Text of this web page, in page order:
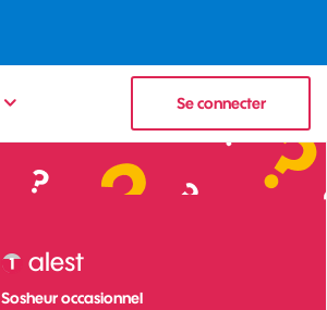
Se connecter
alest
Sosheur occasionnel